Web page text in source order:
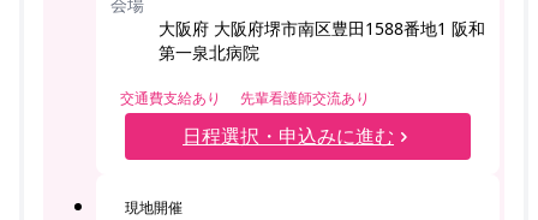
大阪府 大阪府堺市南区豊田1588番地1 阪和
第一泉北病院
交通費支給あり 先輩看護師交流あり
日程選択・申込みに進む
現地開催